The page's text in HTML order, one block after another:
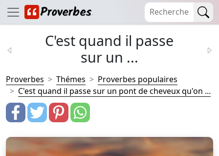
C'est quand il passe
sur un ...
Proverbes Thémes
Proverbes populaires
C'est quand il passe sur un pont de cheveux qu'on ...